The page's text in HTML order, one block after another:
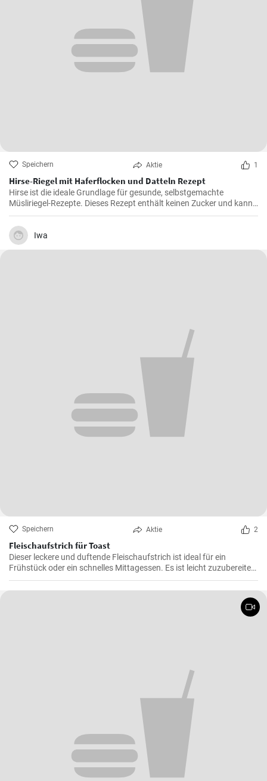
Speichern Aktie 1
Hirse-Riegel mit Haferflocken und Datteln Rezept
Hirse ist die ideale Grundlage für gesunde, selbstgemachte
Müsliriegel-Rezepte. Dieses Rezept enthält keinen Zucker und kann
auch ohne Kakaopulver zubereitet werden.
Iwa
Speichern Aktie 2
Fleischaufstrich für Toast
Dieser leckere und duftende Fleischaufstrich ist ideal für ein
Frühstück oder ein schnelles Mittagessen. Es ist leicht zuzubereiten
und wird sicherlich alle Fleischliebhaber erfreuen.